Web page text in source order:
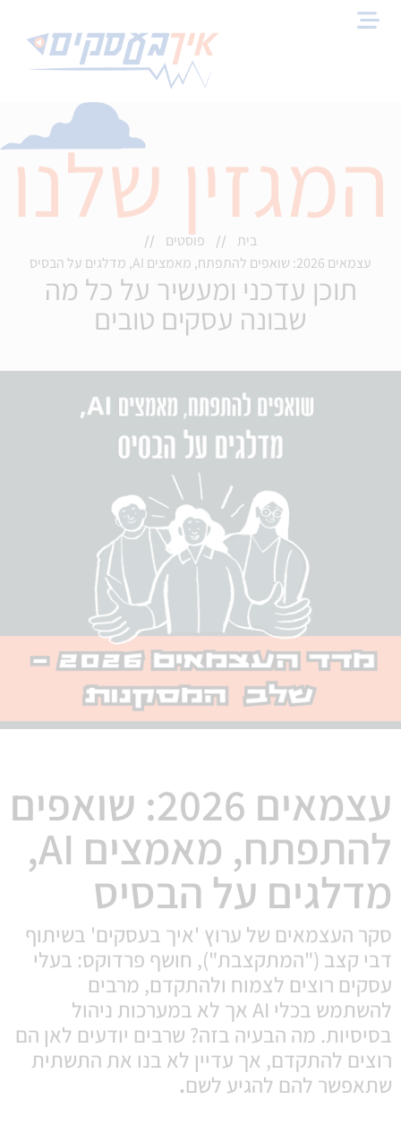
המגזין שלנו
בית // פוסטים //
עצמאים 2026: שואפים להתפתח, מאמצים AI, מדלגים על הבסיס
תוכן עדכני ומעשיר על כל מה
שבונה עסקים טובים
עצמאים 2026: שואפים
להתפתח, מאמצים AI,
מדלגים על הבסיס
סקר העצמאים של ערוץ 'איך בעסקים' בשיתוף
דבי קצב ("המתקצבת"), חושף פרדוקס: בעלי
עסקים רוצים לצמוח ולהתקדם, מרבים
להשתמש בכלי AI אך לא במערכות ניהול
בסיסיות. מה הבעיה בזה? שרבים יודעים לאן הם
רוצים להתקדם, אך עדיין לא בנו את התשתית
שתאפשר להם להגיע לשם.